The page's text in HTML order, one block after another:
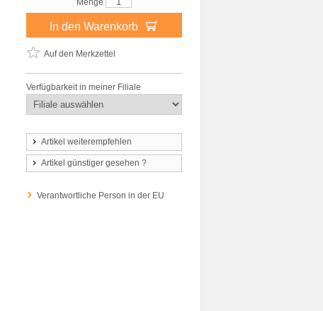
Menge
In den Warenkorb
Auf den Merkzettel
Verfügbarkeit in meiner Filiale
Artikel weiterempfehlen
Artikel günstiger gesehen ?
Verantwortliche Person in der EU